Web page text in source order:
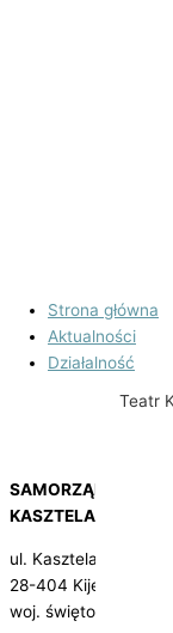
Strona główna
Aktualności
Działalność
Teatr
SAMORZĄDOWA
KASZTELANIA W
ul. Kasztelańska 3
28-404 Kije
woj. świętokrzyskie